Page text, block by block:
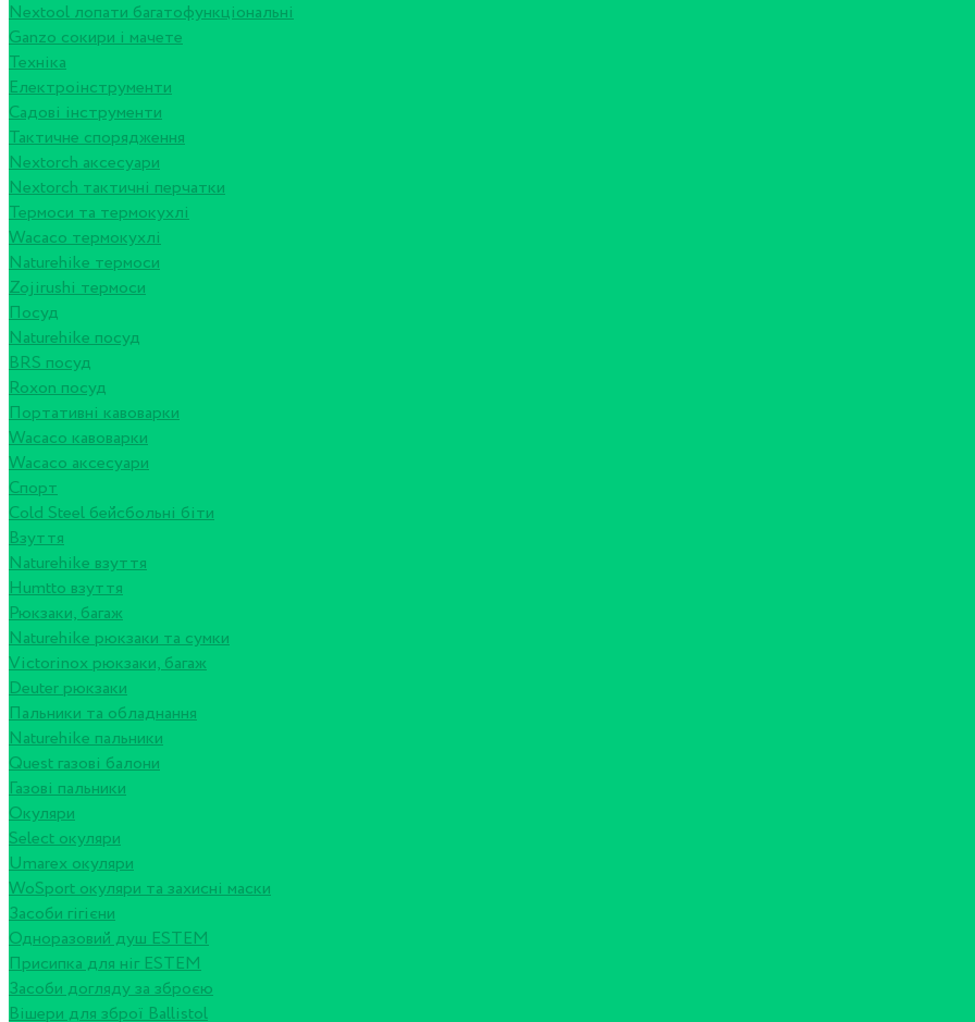
Nextool лопати багатофункціональні
Ganzo сокири і мачете
Техніка
Електроінструменти
Садові інструменти
Тактичне спорядження
Nextorch аксесуари
Nextorch тактичні перчатки
Термоси та термокухлі
Wacaco термокухлі
Naturehike термоси
Zojirushi термоси
Посуд
Naturehike посуд
BRS посуд
Roxon посуд
Портативні кавоварки
Wacaco кавоварки
Wacaco аксесуари
Спорт
Cold Steel бейсбольні біти
Взуття
Naturehike взуття
Humtto взуття
Рюкзаки, багаж
Naturehike рюкзаки та сумки
Victorinox рюкзаки, багаж
Deuter рюкзаки
Пальники та обладнання
Naturehike пальники
Quest газові балони
Газові пальники
Окуляри
Select окуляри
Umarex окуляри
WoSport окуляри та захисні маски
Засоби гігієни
Одноразовий душ ESTEM
Присипка для ніг ESTEM
Засоби догляду за зброєю
Вішери для зброї Ballistol